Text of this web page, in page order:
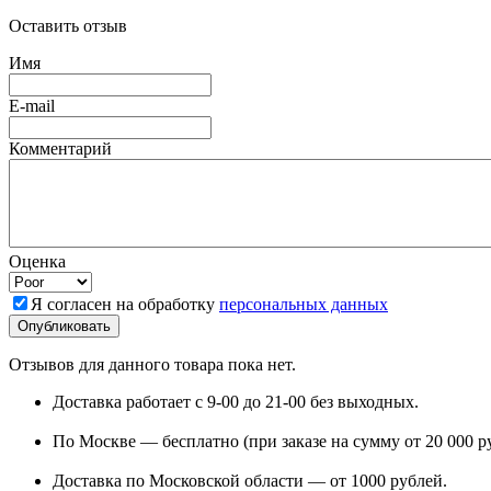
Оставить отзыв
Имя
E-mail
Комментарий
Оценка
Я согласен на обработку персональных данных
Отзывов для данного товара пока нет.
Доставка работает с 9-00 до 21-00 без выходных.
По Москве — бесплатно (при заказе на сумму от 20 000
Доставка по Московской области — от 1000 рублей.